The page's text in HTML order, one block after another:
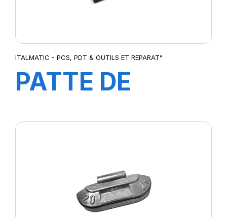
ITALMATIC - PCS, PDT & OUTILS ET REPARAT°
PATTE DE